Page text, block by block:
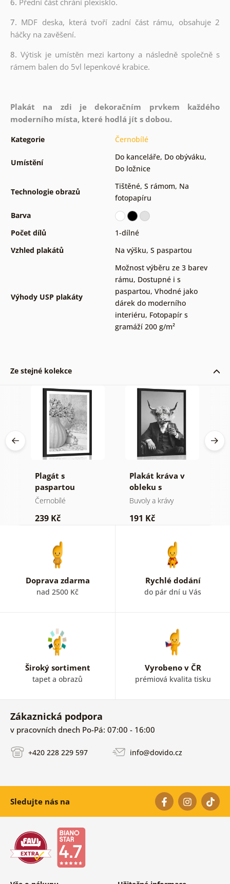
7. MDF deska, která tvoří zadní část rámu, obsahuje 2
háčky na zavěšení.
8. Výtisk je umístěn mezi kartony a následně společně s
rámem balen do 5vl lepenkové krabice.
Plakát na zdi je dekoračním prvkem každého
moderního místa, které hodlá jít s dobou.
Kategorie Černobílé
Umístění
Do kanceláře, Do obýváku,
Do ložnice
Technologie obrazů
Tištěné, S rámom, Na
fotopapíru
Barva
Počet dílů
1-dílné
Vzhled plakátů
Na výšku, S paspartou
Výhody USP plakáty
Možnost výběru ze 3 barev
rámu, Dostupné i s
paspartou, Vhodné jako
dárek do moderního
interiéru, Fotopapír s
gramáží 200 g/m²
Ze stejné kolekce
Plagát s
paspartou
luxusní zátiší v
provedení
Černobílé
239 Kč
Plakát kráva v
obleku s
doutníkem a
Buvoly a krávy
191 Kč
Doprava zdarma
nad 2500 Kč
Rychlé dodání
do pár dní u Vás
Široký sortiment
tapet a obrazů
Vyrobeno v ČR
prémiová kvalita tisku
Zákaznická podpora
v pracovních dnech Po-Pá: 07:00 - 16:00
+420 228 229 597 info@dovido.cz
Sledujte nás na